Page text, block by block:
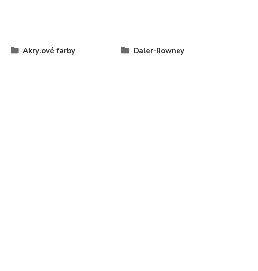
Akrylové farby
Daler-Rowney